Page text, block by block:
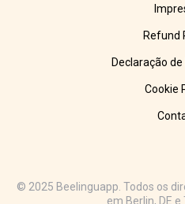
Refund
Declaração
Cookie
© 2025 Beelinguapp. Todos os
em Berlin, DE